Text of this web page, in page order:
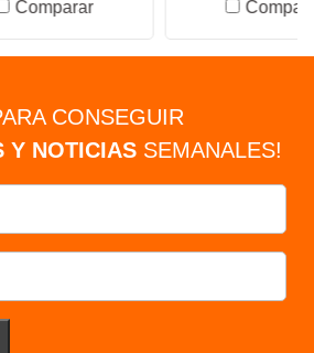
Comparar
CONSEGUIR
Y NOTICIAS SEMANALES!